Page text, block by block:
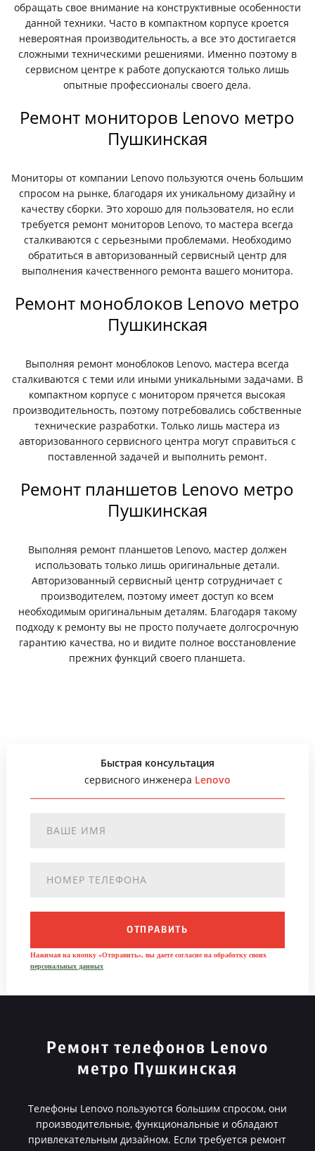
обращать свое внимание на конструктивные особенности
данной техники. Часто в компактном корпусе кроется
невероятная производительность, а все это достигается
сложными техническими решениями. Именно поэтому в
сервисном центре к работе допускаются только лишь
опытные профессионалы своего дела.
Ремонт мониторов Lenovo метро
Пушкинская
Мониторы от компании Lenovo пользуются очень большим
спросом на рынке, благодаря их уникальному дизайну и
качеству сборки. Это хорошо для пользователя, но если
требуется ремонт мониторов Lenovo, то мастера всегда
сталкиваются с серьезными проблемами. Необходимо
обратиться в авторизованный сервисный центр для
выполнения качественного ремонта вашего монитора.
Ремонт моноблоков Lenovo метро
Пушкинская
Выполняя ремонт моноблоков Lenovo, мастера всегда
сталкиваются с теми или иными уникальными задачами. В
компактном корпусе с монитором прячется высокая
производительность, поэтому потребовались собственные
технические разработки. Только лишь мастера из
авторизованного сервисного центра могут справиться с
поставленной задачей и выполнить ремонт.
Ремонт планшетов Lenovo метро
Пушкинская
Выполняя ремонт планшетов Lenovo, мастер должен
использовать только лишь оригинальные детали.
Авторизованный сервисный центр сотрудничает с
производителем, поэтому имеет доступ ко всем
необходимым оригинальным деталям. Благодаря такому
подходу к ремонту вы не просто получаете долгосрочную
гарантию качества, но и видите полное восстановление
прежних функций своего планшета.
Быстрая консультация
сервисного инженера Lenovo
ОТПРАВИТЬ
Нажимая на кнопку «Отправить», вы даете согласие на обработку своих
персональных данных
Ремонт телефонов Lenovo
метро Пушкинская
Телефоны Lenovo пользуются большим спросом, они
производительные, функциональные и обладают
привлекательным дизайном. Если требуется ремонт